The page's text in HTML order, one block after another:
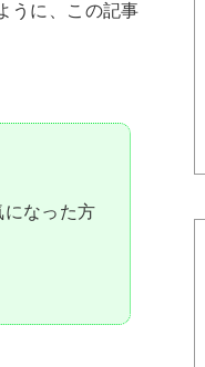
うに、この記事
なった方